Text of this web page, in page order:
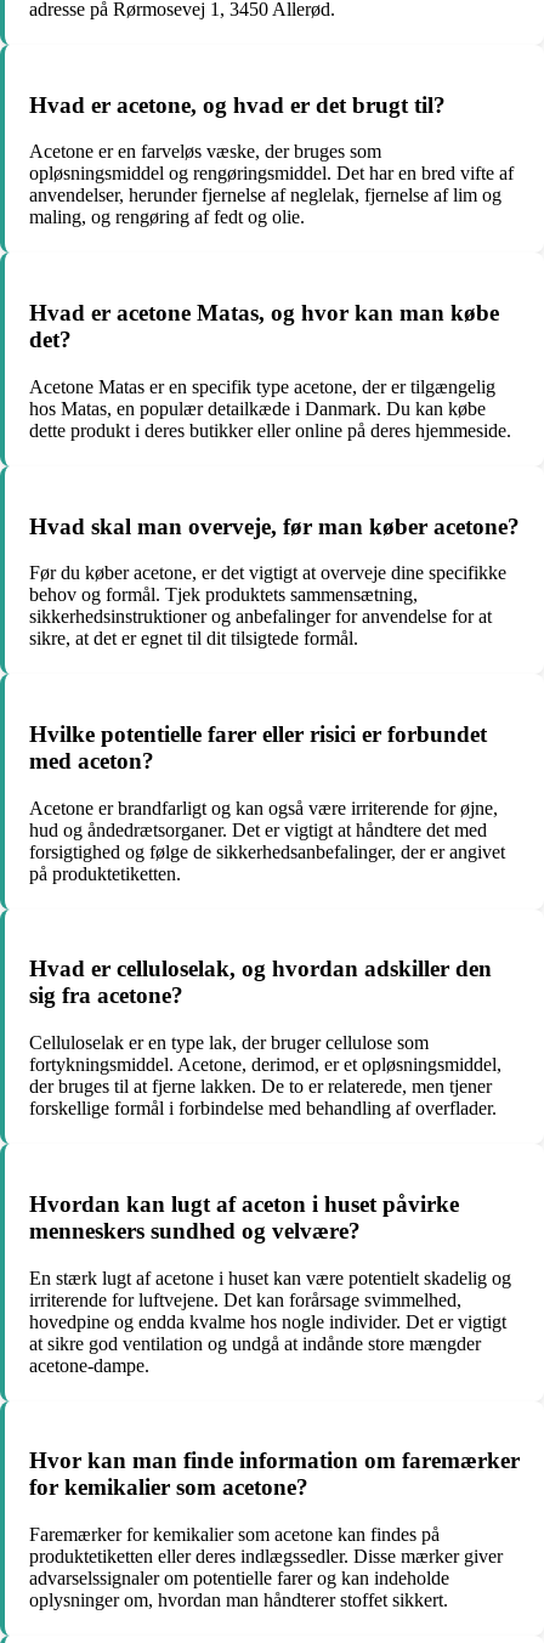
adresse på Rørmosevej 1, 3450 Allerød.
Hvad er acetone, og hvad er det brugt til?
Acetone er en farveløs væske, der bruges som
opløsningsmiddel og rengøringsmiddel. Det har en bred vifte af
anvendelser, herunder fjernelse af neglelak, fjernelse af lim og
maling, og rengøring af fedt og olie.
Hvad er acetone Matas, og hvor kan man købe
det?
Acetone Matas er en specifik type acetone, der er tilgængelig
hos Matas, en populær detailkæde i Danmark. Du kan købe
dette produkt i deres butikker eller online på deres hjemmeside.
Hvad skal man overveje, før man køber acetone?
Før du køber acetone, er det vigtigt at overveje dine specifikke
behov og formål. Tjek produktets sammensætning,
sikkerhedsinstruktioner og anbefalinger for anvendelse for at
sikre, at det er egnet til dit tilsigtede formål.
Hvilke potentielle farer eller risici er forbundet
med aceton?
Acetone er brandfarligt og kan også være irriterende for øjne,
hud og åndedrætsorganer. Det er vigtigt at håndtere det med
forsigtighed og følge de sikkerhedsanbefalinger, der er angivet
på produktetiketten.
Hvad er celluloselak, og hvordan adskiller den
sig fra acetone?
Celluloselak er en type lak, der bruger cellulose som
fortykningsmiddel. Acetone, derimod, er et opløsningsmiddel,
der bruges til at fjerne lakken. De to er relaterede, men tjener
forskellige formål i forbindelse med behandling af overflader.
Hvordan kan lugt af aceton i huset påvirke
menneskers sundhed og velvære?
En stærk lugt af acetone i huset kan være potentielt skadelig og
irriterende for luftvejene. Det kan forårsage svimmelhed,
hovedpine og endda kvalme hos nogle individer. Det er vigtigt
at sikre god ventilation og undgå at indånde store mængder
acetone-dampe.
Hvor kan man finde information om faremærker
for kemikalier som acetone?
Faremærker for kemikalier som acetone kan findes på
produktetiketten eller deres indlægssedler. Disse mærker giver
advarselssignaler om potentielle farer og kan indeholde
oplysninger om, hvordan man håndterer stoffet sikkert.